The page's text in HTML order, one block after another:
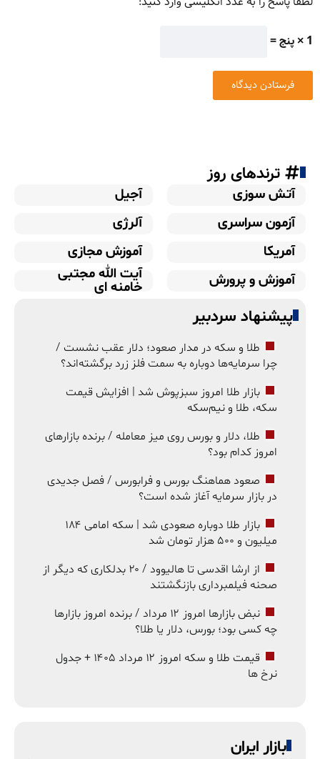
1 × پنج =
ترندهای روز
آتش سوزی
آجیل
آزمون سراسری
آلرژی
آمریکا
آموزش مجازی
آموزش و پرورش
آیت الله مجتبی
خامنه ای
پیشنهاد سردبیر
طلا و سکه در مدار صعود؛ دلار عقب نشست /
چرا سرمایه‌ها دوباره به سمت فلز زرد برگشته‌اند؟
بازار طلا امروز سبزپوش شد | افزایش قیمت
سکه، طلا و نیم‌سکه
طلا، دلار و بورس روی میز معامله / برنده بازارهای
امروز کدام بود؟
صعود هماهنگ بورس و فرابورس / فصل جدیدی
در بازار سرمایه آغاز شده است؟
بازار طلا دوباره صعودی شد | سکه امامی ۱۸۴
میلیون و ۵۰۰ هزار تومان شد
از ارشا اقدسی تا هالیوود / ۲۰ بدلکاری که دیگر از
صحنه فیلمبرداری بازنگشتند
نبض بازارها امروز ۱۲ مرداد / برنده امروز بازارها
چه کسی بود؛ بورس، دلار یا طلا؟
قیمت طلا و سکه امروز ۱۲ مرداد ۱۴۰۵ + جدول
نرخ ها
بازار ایران